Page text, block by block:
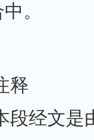
。
释
段经文是